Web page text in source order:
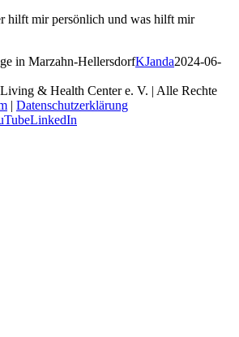
hilft mir persönlich und was hilft mir
in Marzahn-HellersdorfKJanda2024-06-
& Health Center e. V. | Alle Rechte
| Datenschutzerklärung
LinkedIn